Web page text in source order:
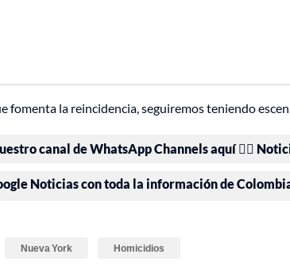
fomenta la reincidencia, seguiremos teniendo
canal de WhatsApp Channels aquí 👉🏻
Noticias con toda la información de
Nueva York Homicidios